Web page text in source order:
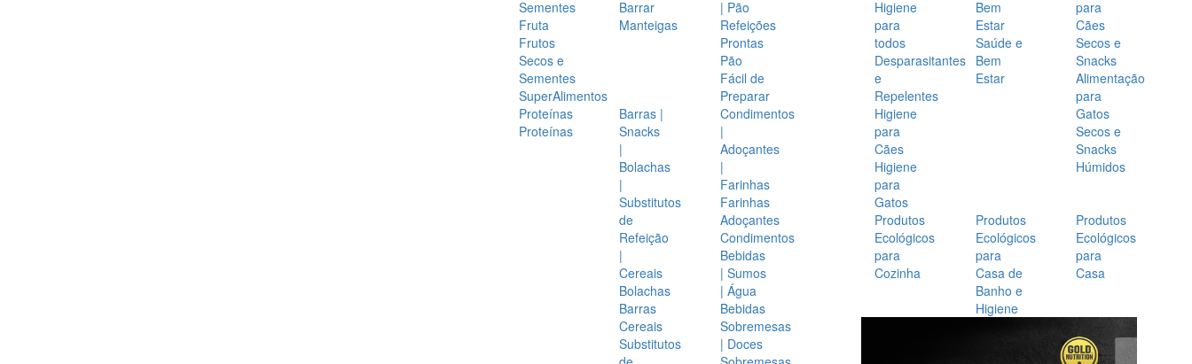
Sementes
Fruta
Frutos
Secos e
Sementes
SuperAlimentos
Barrar
Manteigas
| Pão
Refeições
Prontas
Pão
Fácil de
Preparar
Proteínas
Proteínas
Barras |
Snacks
|
Bolachas
|
Substitutos
de
Refeição
|
Cereais
Bolachas
Barras
Cereais
Substitutos
Condimentos
|
Adoçantes
|
Farinhas
Farinhas
Adoçantes
Condimentos
Bebidas
| Sumos
| Água
Bebidas
Sobremesas
| Doces
Higiene
para
todos
Desparasitantes
e
Repelentes
Higiene
para
Cães
Higiene
para
Gatos
Bem
Estar
Saúde e
Bem
Estar
para
Cães
Secos e
Snacks
Alimentação
para
Gatos
Secos e
Snacks
Húmidos
Produtos
Ecológicos
para
Cozinha
Produtos
Ecológicos
para
Casa de
Banho e
Higiene
Produtos
Ecológicos
para
Casa